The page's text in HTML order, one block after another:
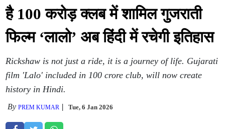
है 100 करोड़ क्लब में शामिल गुजराती
फिल्म ‘लालो’ अब हिंदी में रचेगी इतिहास
Rickshaw is not just a ride, it is a journey of life. Gujarati
film 'Lalo' included in 100 crore club, will now create
history in Hindi.
ByPREM KUMAR Tue, 6 Jan 2026